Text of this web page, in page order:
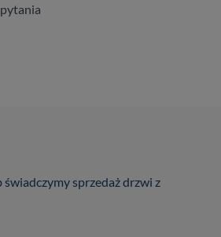
świadczymy sprzedaż drzwi z